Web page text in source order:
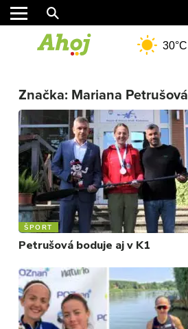
MESTO
REGIÓN
ŠPORT
KULTÚRA
FOTKY
VIDEO
MIX
30°C
Značka: Mariana Petrušová
ŠPORT
Petrušová boduje aj v K1